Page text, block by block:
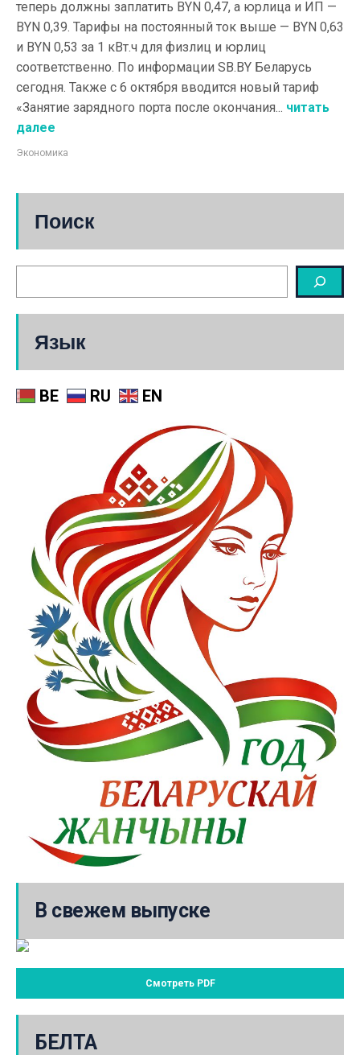
теперь должны заплатить BYN 0,47, а юрлица и ИП —
BYN 0,39. Тарифы на постоянный ток выше — BYN 0,63
и BYN 0,53 за 1 кВт.ч для физлиц и юрлиц
соответственно. По информации SB.BY Беларусь
сегодня. Также с 6 октября вводится новый тариф
«Занятие зарядного порта после окончания... читать
далее
Экономика
Поиск
Язык
BE RU EN
В свежем выпуске
Смотреть PDF
БЕЛТА